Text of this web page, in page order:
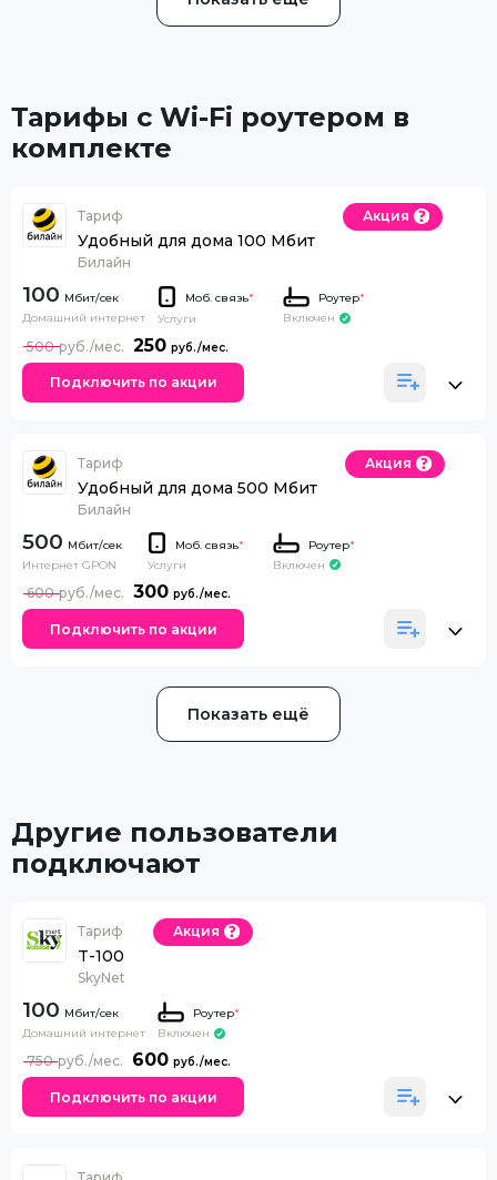
Тарифы с Wi-Fi роутером в
комплекте
Тариф
Удобный для дома 100 Мбит
Билайн
Акция
100
Домашний интернет
Моб. связь*
Услуги
Роутер*
Включен
250
500
Подключить по акции
Тариф
Удобный для дома 500 Мбит
Билайн
Акция
500
Интернет GPON
Моб. связь*
Услуги
Роутер*
Включен
300
600
Подключить по акции
Показать ещё
Другие пользователи
подключают
Тариф
T-100
SkyNet
Акция
100
Домашний интернет
Роутер*
Включен
600
750
Подключить по акции